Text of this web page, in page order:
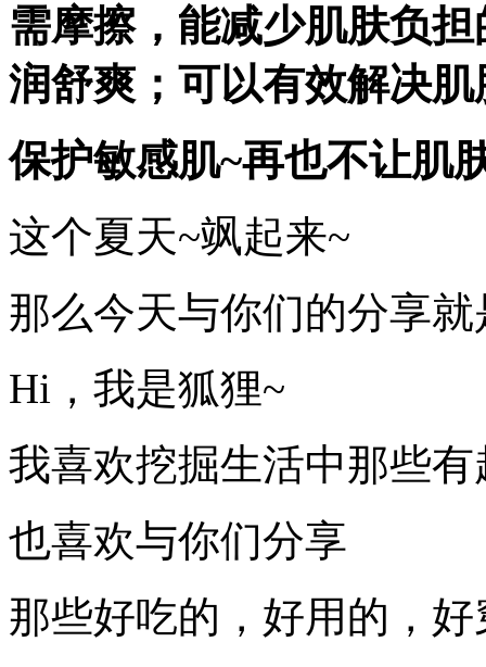
需摩擦，能减少肌肤负
润舒爽；可以有效解决
保护敏感肌~再也不让肌
这个夏天~飒起来~
那么今天与你们的分享
Hi，我是狐狸~
我喜欢挖掘生活中那些
也喜欢与你们分享
那些好吃的，好用的，